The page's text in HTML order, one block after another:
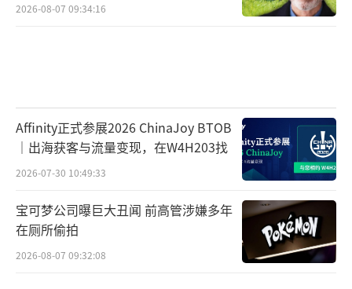
2026-08-07 09:34:16
Affinity正式参展2026 ChinaJoy BTOB
｜出海获客与流量变现，在W4H203找
2026-07-30 10:49:33
宝可梦公司曝巨大丑闻 前高管涉嫌多年
在厕所偷拍
2026-08-07 09:32:08